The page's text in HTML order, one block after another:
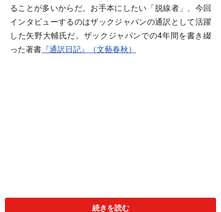
ることが多いからだ。お手本にしたい「脱線者」、今回
インタビューするのはザックジャパンの通訳として活躍
した矢野大輔氏だ。ザックジャパンでの4年間を書き綴
った著書 『通訳日記』（文藝春秋）
が話題の矢野さんだが、いかにしてＷ杯のピッチに立つ
続きを読む